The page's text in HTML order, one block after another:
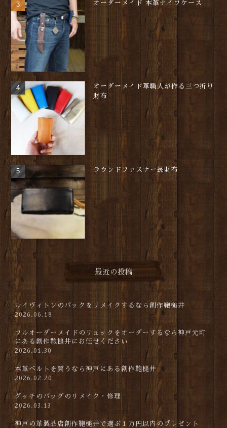
オーダーメイド 本革ナイフケース
オーダーメイド革職人が作る三つ折り
財布
ラウンドファスナー長財布
最近の投稿
ルイヴィトンのバックをリメイクするなら創作鞄槌井
2026.06.18
フルオーダーメイドのリュックをオーダーするなら神戸元町
にある創作鞄槌井にお任せください
2026.01.30
本革ベルトを買うなら神戸にある創作鞄槌井
2026.02.20
グッチのバッグのリメイク・修理
2026.03.13
神戸の革製品店創作鞄槌井で選ぶ１万円以内のプレゼント